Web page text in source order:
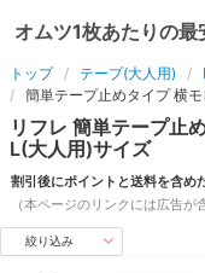
オムツ1枚あたりの最
トップ テープ(大人用)
簡単テープ止めタイプ 横
リフレ 簡単テープ止
L(大人用)サイズ
割引後にポイントと送料を含め
（本ページのリンクには広告が
絞り込み